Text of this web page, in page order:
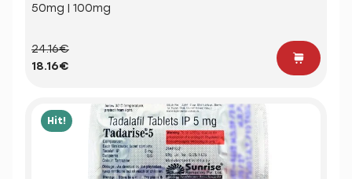
50mg | 100mg
24.16€
18.16€
Hit!